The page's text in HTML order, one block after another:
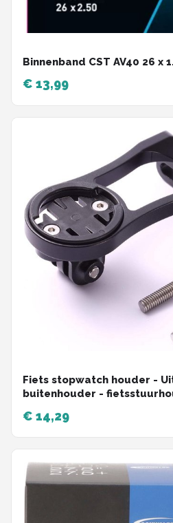
Binnenband CST AV40 26 x
€ 13,99
Fiets stopwatch houder -
buitenhouder -
NiteRider-adapter,
voor GARMIN, Walker Little
Blackbird, Bairuiteng,
€ 14,29